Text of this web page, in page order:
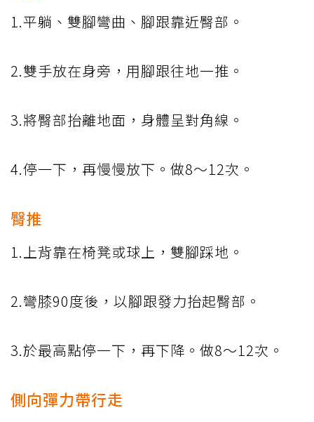
1.平躺、雙腳彎曲、腳跟靠近臀部。
2.雙手放在身旁，用腳跟往地一推。
3.將臀部抬離地面，身體呈對角線。
4.停一下，再慢慢放下。做8～12次。
臀推
1.上背靠在椅凳或球上，雙腳踩地。
2.彎膝90度後，以腳跟發力抬起臀部。
3.於最高點停一下，再下降。做8～12次。
側向彈力帶行走